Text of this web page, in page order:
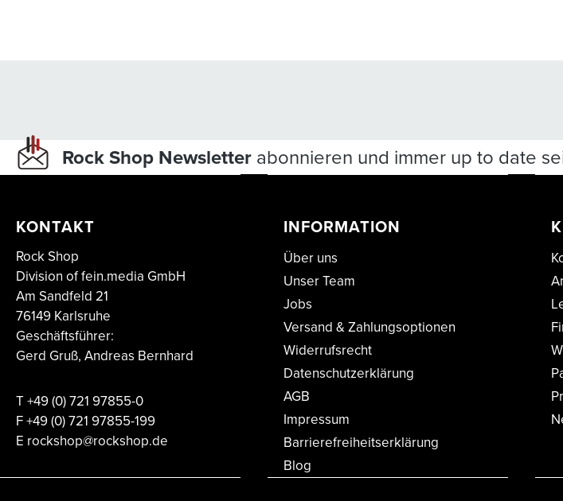
Rock Shop Newsletter abonnieren und immer up to date
KONTAKT
Rock Shop
Division of fein.media GmbH
Am Sandfeld 21
76149 Karlsruhe
Geschäftsführer:
Gerd Gruß, Andreas Bernhard
T+49 (0) 721 97855-0
F+49 (0) 721 97855-199
E rockshop@rockshop.de
INFORMATION
Über uns
Unser Team
Jobs
Versand & Zahlungsoptionen
Widerrufsrecht
Datenschutzerklärung
AGB
Impressum
Barrierefreiheitserklärung
Blog